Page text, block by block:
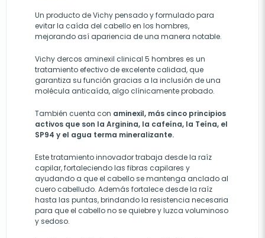
Un producto de Vichy pensado y formulado para
evitar la caída del cabello en los hombres,
mejorando así apariencia de una manera notable.
Vichy dercos aminexil clinical 5 hombres es un
tratamiento efectivo de excelente calidad, que
garantiza su función gracias a la inclusión de una
molécula anticaída, algo clínicamente probado.
También cuenta con aminexil, más cinco principios
activos que son la Arginina, la cafeína, la Teína, el
SP94 y el agua terma mineralizante.
Este tratamiento innovador trabaja desde la raíz
capilar, fortaleciendo las fibras capilares y
ayudando a que el cabello se mantenga anclado al
cuero cabelludo. Además fortalece desde la raíz
hasta las puntas, brindando la resistencia necesaria
para que el cabello no se quiebre y luzca voluminoso
y sedoso.